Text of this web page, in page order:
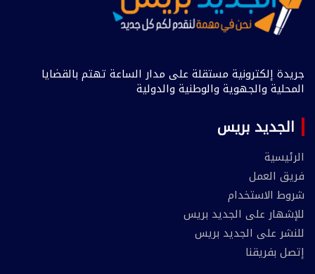
جريدة إلكترونية مستقلة على مدار الساعة تهتم بالقضايا
المحلية والجهوية والوطنية والدولية
الجديد بريس
الرئيسية
فريق العمل
شروط الاستخدام
للإشهار على الجديد بريس
للنشر على الجديد بريس
إتصل بفريقنا